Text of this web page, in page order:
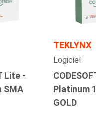
Lite -
SMA
TEKLYNX
Logiciel
Platinum
GOLD